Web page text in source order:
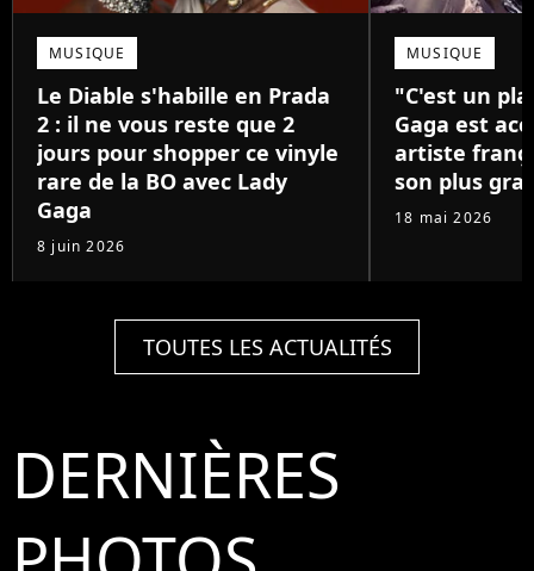
MUSIQUE
Le Diable s'habille en Prada
2 : il ne vous reste que 2
jours pour shopper ce vinyle
rare de la BO avec Lady
Gaga
8 juin 2026
MUSIQUE
"C'est un
Gaga est
artiste
son plus
18 mai 2026
TOUTES LES ACTUALITÉS
DERNIÈRES